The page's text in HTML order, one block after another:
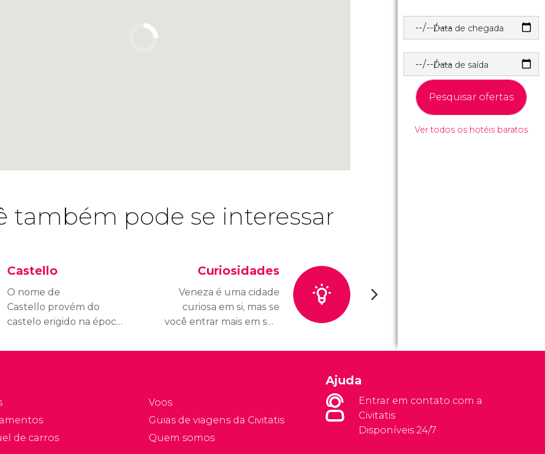
também pode se interessar
Castello
O nome de
Castello provém do
castelo erigido na época
bairro é ocupada pelo
Curiosidades
Veneza é uma cidade
curiosa em si, mas se
você entrar mais em sua
história, você vai
sobre Veneza.
Data de chegada
Data de saída
Pesquisar ofertas
Ver todos os hotéis baratos
de carros
Voos
Guias de viagens da Civitatis
Quem somos
Ajuda
Entrar em contato com a
Civitatis
Disponíveis 24/7